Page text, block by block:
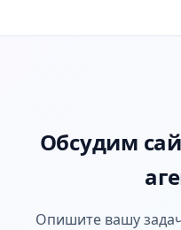
Обсудим
Опишите вашу